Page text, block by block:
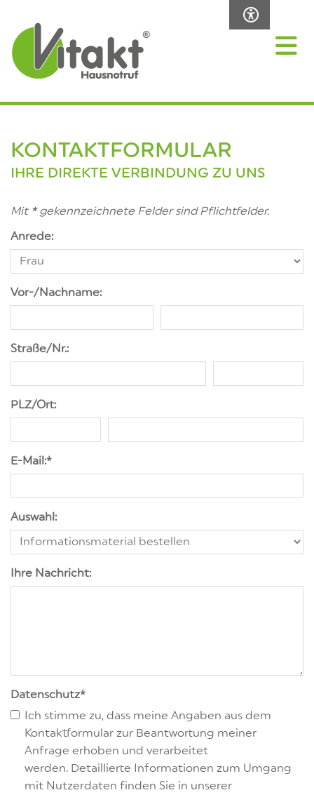
KONTAKTFORMULAR
IHRE DIREKTE VERBINDUNG ZU UNS
Mit *gekennzeichnete Felder sind Pflichtfelder.
Anrede:
Vor-/Nachname:
Straße/Nr.:
PLZ/Ort:
E-Mail:*
Auswahl:
Ihre Nachricht:
Datenschutz*
Ich stimme zu, dass meine Angaben aus dem
Kontaktformular zur Beantwortung meiner
Anfrage erhoben und verarbeitet
werden. Detaillierte Informationen zum Umgang
mit Nutzerdaten finden Sie in unserer